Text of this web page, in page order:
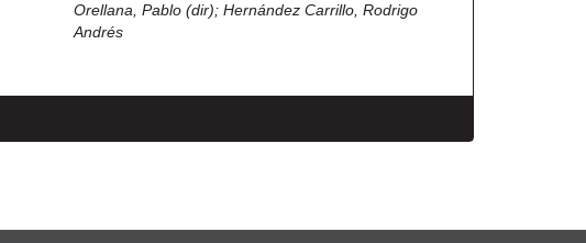
Orellana, Pablo (dir); Hernández Carrillo, Rodrigo
Andrés